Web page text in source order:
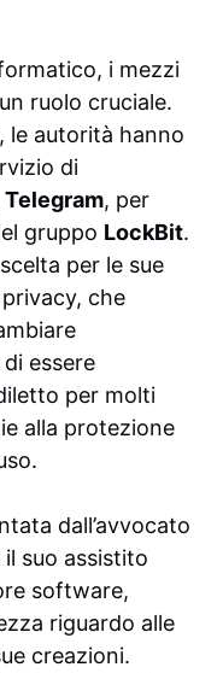
i mezzi
ruolo cruciale.
, le autorità hanno
di
Telegram, per
gruppo LockBit.
per le sue
che
essere
per molti
alla protezione
dall’avvocato
suo assistito
software,
riguardo alle
creazioni.